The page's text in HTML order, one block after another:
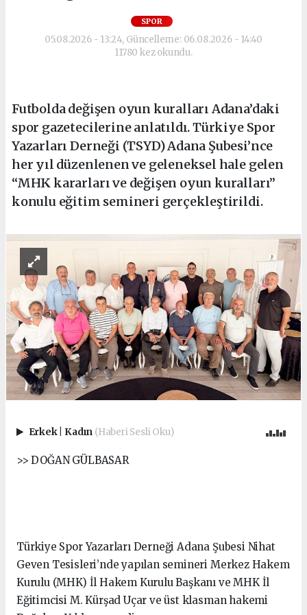
SPOR
05.08.2026 - 13:24, Güncelleme: 06.08.2026 - 14:40
11780 kez okundu.
Futbolda değişen oyun kuralları Adana’daki
spor gazetecilerine anlatıldı. Türkiye Spor
Yazarları Derneği (TSYD) Adana Şubesi’nce
her yıl düzenlenen ve geleneksel hale gelen
“MHK kararları ve değişen oyun kuralları”
konulu eğitim semineri gerçekleştirildi.
Erkek Kadın (Haberi Sesli Oku)
>> DOĞAN GÜLBASAR
Türkiye Spor Yazarları Derneği Adana Şubesi Nihat
Geven Tesisleri’nde yapılan semineri Merkez Hakem
Kurulu (MHK) İl Hakem Kurulu Başkanı ve MHK İl
Eğitimcisi M. Kürşad Uçar ve üst klasman hakemi